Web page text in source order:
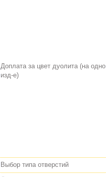
Доплата за цвет дуолита (на одно
изд-е)
Выбор типа отверстий